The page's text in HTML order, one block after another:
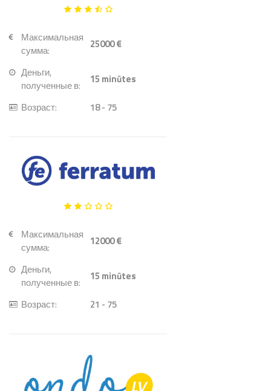
Максимальная
сумма:
25000 €
Деньги,
полученные в:
15 minūtes
Возраст: 18 - 75
Максимальная
сумма:
12000 €
Деньги,
полученные в:
15 minūtes
Возраст: 21 - 75